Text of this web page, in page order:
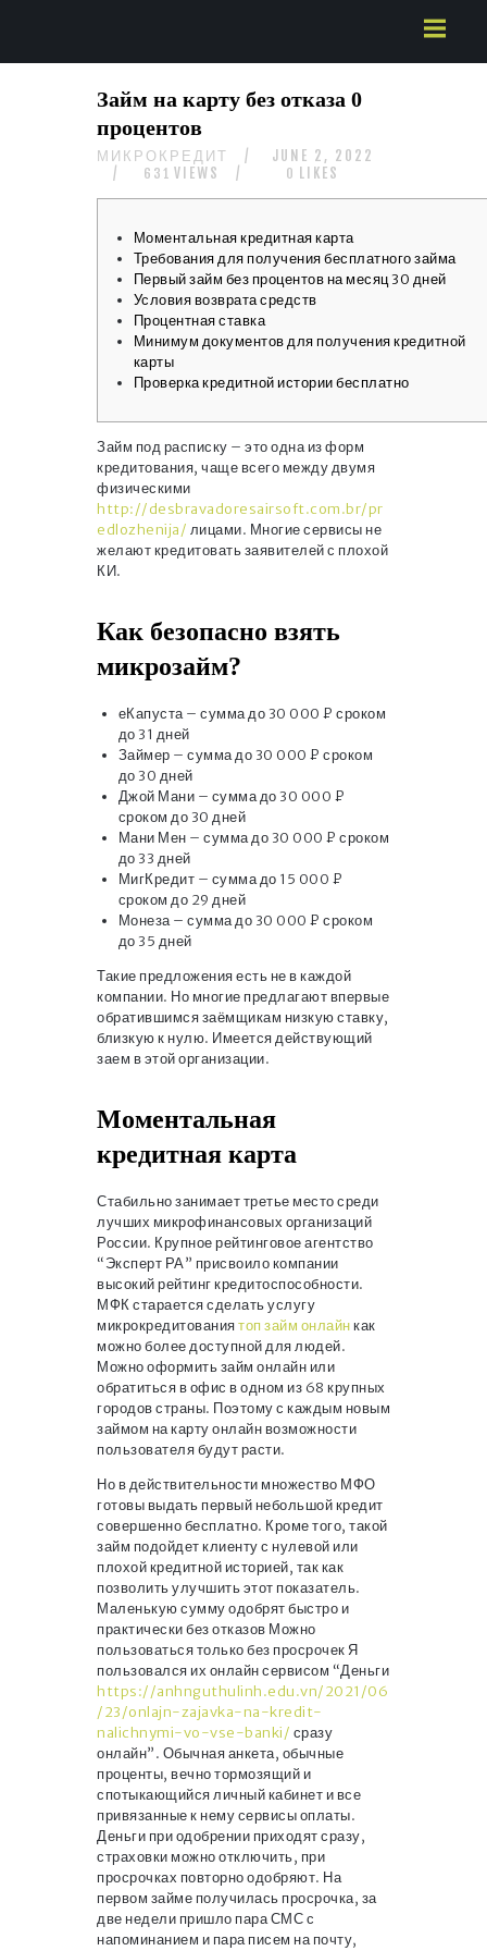
ABOUT US
SERVICES
CONTACTS
Займ на карту без отказа 0
процентов
МИКРОКРЕДИТ JUNE 2, 2022
631 VIEWS 0 LIKES
Моментальная кредитная карта
Требования для получения бесплатного займа
Первый займ без процентов на месяц 30 дней
Условия возврата средств
Процентная ставка
Минимум документов для получения кредитной
карты
Проверка кредитной истории бесплатно
Займ под расписку – это одна из форм
кредитования, чаще всего между двумя
физическими
http://desbravadoresairsoft.com.br/pr
edlozhenija/ лицами. Многие сервисы не
желают кредитовать заявителей с плохой
КИ.
Как безопасно взять
микрозайм?
еКапуста – сумма до 30 000 ₽ сроком
до 31 дней
Займер – сумма до 30 000 ₽ сроком
до 30 дней
Джой Мани – сумма до 30 000 ₽
сроком до 30 дней
Мани Мен – сумма до 30 000 ₽ сроком
до 33 дней
МигКредит – сумма до 15 000 ₽
сроком до 29 дней
Монеза – сумма до 30 000 ₽ сроком
до 35 дней
Такие предложения есть не в каждой
компании. Но многие предлагают впервые
обратившимся заёмщикам низкую ставку,
близкую к нулю. Имеется действующий
заем в этой организации.
Моментальная
кредитная карта
Стабильно занимает третье место среди
лучших микрофинансовых организаций
России. Крупное рейтинговое агентство
“Эксперт РА” присвоило компании
высокий рейтинг кредитоспособности.
МФК старается сделать услугу
микрокредитованиятоп займ онлайнкак
можно более доступной для людей.
Можно оформить займ онлайн или
обратиться в офис в одном из 68 крупных
городов страны. Поэтому с каждым новым
займом на карту онлайн возможности
пользователя будут расти.
Но в действительности множество МФО
готовы выдать первый небольшой кредит
совершенно бесплатно. Кроме того, такой
займ подойдет клиенту с нулевой или
плохой кредитной историей, так как
позволить улучшить этот показатель.
Маленькую сумму одобрят быстро и
практически без отказов Можно
пользоваться только без просрочек Я
пользовался их онлайн сервисом “Деньги
https://anhnguthulinh.edu.vn/2021/06
/23/onlajn-zajavka-na-kredit-
nalichnymi-vo-vse-banki/ сразу
онлайн”. Обычная анкета, обычные
проценты, вечно тормозящий и
спотыкающийся личный кабинет и все
привязанные к нему сервисы оплаты.
Деньги при одобрении приходят сразу,
страховки можно отключить, при
просрочках повторно одобряют. На
первом займе получилась просрочка, за
две недели пришло пара СМС с
напоминанием и пара писем на почту,